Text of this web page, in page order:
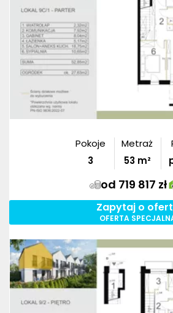
Pokoje
3
Metraż
53m²
od 719 817 zł
Zapytaj o
OFERTA